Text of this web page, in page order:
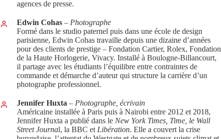
agences de presse.
Edwin Cohas – Photographe
Formé dans le studio paternel puis dans une école de design
parisienne, Edwin Cohas travaille depuis une dizaine d’années
pour des clients de prestige – Fondation Cartier, Rolex, Fondation
de la Haute Horlogerie, Vivacy. Installé à Boulogne-Billancourt,
il partage avec les étudiants l’équilibre entre contraintes de
commande et démarche d’auteur qui structure la carrière d’un
photographe professionnel.
Jennifer Huxta – Photographe, écrivain
Américaine installée à Paris puis à Nairobi entre 2012 et 2018,
Jennifer Huxta a publié dans le New York Times, Time, le Wall
Street Journal, la BBC et Libération. Elle a couvert la crise